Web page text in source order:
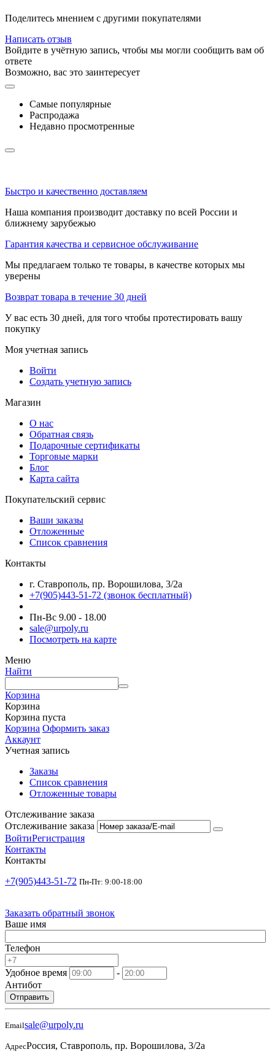
Поделитесь мнением с другими покупателями
Написать отзыв
Войдите в учётную запись, чтобы мы могли сообщить вам об
ответе
Возможно, вас это заинтересует
Самые популярные
Распродажа
Недавно просмотренные
Быстро и качественно доставляем
Наша компания производит доставку по всей России и
ближнему зарубежью
Гарантия качества и сервисное обслуживание
Мы предлагаем только те товары, в качестве которых мы
уверены
Возврат товара в течение 30 дней
У вас есть 30 дней, для того чтобы протестировать вашу
покупку
Моя учетная запись
Войти
Создать учетную запись
Магазин
О нас
Обратная связь
Подарочные сертификаты
Торговые марки
Блог
Карта сайта
Покупательский сервис
Ваши заказы
Отложенные
Список сравнения
Контакты
г. Ставрополь, пр. Ворошилова, 3/2а
+7(905)443-51-72 (звонок бесплатный)
Пн-Вс 9.00 - 18.00
sale@urpoly.ru
Посмотреть на карте
Меню
Найти
Корзина
Корзина
Корзина пуста
Корзина Оформить заказ
Аккаунт
Учетная запись
Заказы
Список сравнения
Отложенные товары
Отслеживание заказа
Отслеживание заказа
ВойтиРегистрация
Контакты
Контакты
+7(905)443-51-72 Пн-Пт: 9:00-18:00
Заказать обратный звонок
Ваше имя
Телефон
Удобное время
-
Антибот
Отправить
Emailsale@urpoly.ru
АдресРоссия, Ставрополь, пр. Ворошилова, 3/2а